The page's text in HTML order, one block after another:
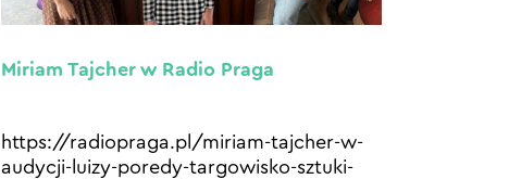
Miriam Tajcher w Radio Praga
https://radiopraga.pl/miriam-tajcher-w-
audycji-luizy-poredy-targowisko-sztuki-